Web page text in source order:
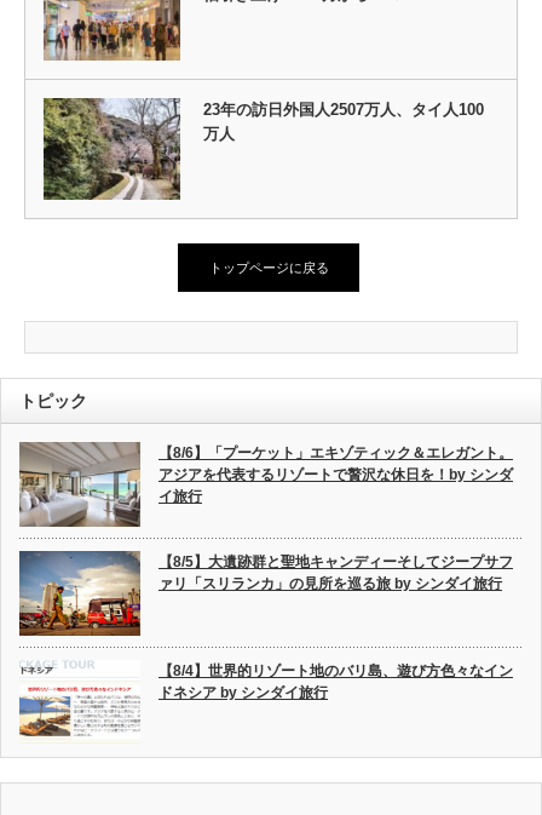
23年の訪日外国人2507万人、タイ人100
万人
トップページに戻る
トピック
【8/6】「プーケット」エキゾティック＆エレガント。
アジアを代表するリゾートで贅沢な休日を！by シンダ
イ旅行
【8/5】大遺跡群と聖地キャンディーそしてジープサフ
ァリ「スリランカ」の見所を巡る旅 by シンダイ旅行
【8/4】世界的リゾート地のバリ島、遊び方色々なイン
ドネシア by シンダイ旅行